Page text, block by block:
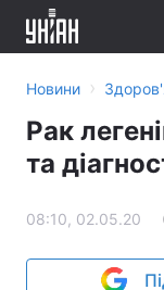
Новини ›
Рак
та
08:10, 02.05.20